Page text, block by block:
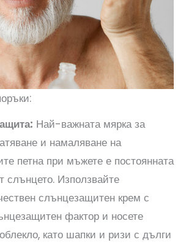
Най-важната мярка за
и намаляване на
петна при мъжете е постоянната
слънцето. Използвайте
слънцезащитен крем с
фактор и носете
като шапки и ризи с дълги